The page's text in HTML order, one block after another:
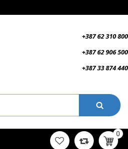
+387 62 310 800
+387 62 906 500
+387 33 874 440
0